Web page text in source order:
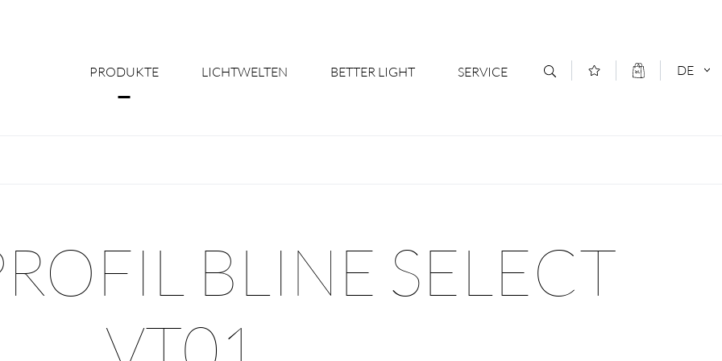
PRODUKTE LICHTWELTEN BETTER LIGHT
Licht nach Maß - Ihr Mehrwert
SERVICE
Downloads & Formulare
DE
BLINE SELECT